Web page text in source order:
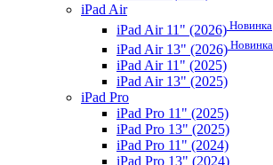
iPad Air
iPad Air 11" (2026) Новинка
iPad Air 13" (2026) Новинка
iPad Air 11" (2025)
iPad Air 13" (2025)
iPad Pro
iPad Pro 11" (2025)
iPad Pro 13" (2025)
iPad Pro 11" (2024)
iPad Pro 13" (2024)